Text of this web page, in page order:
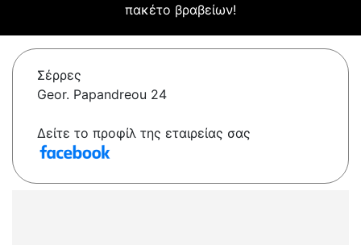
πακέτο βραβείων!
Σέρρες
Geor. Papandreou 24
Δείτε το προφίλ της εταιρείας σας